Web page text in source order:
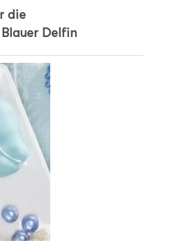
die
Delfin